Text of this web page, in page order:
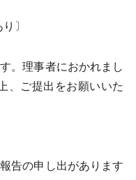
〕
。理事者におかれまし
、ご提出をお願いいた
告の申し出があります